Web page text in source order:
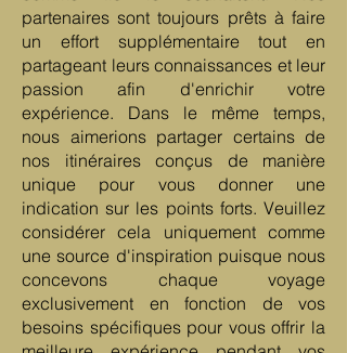
partenaires sont toujours prêts à faire
un effort supplémentaire tout en
partageant leurs connaissances et leur
passion afin d'enrichir votre
expérience. Dans le même temps,
nous aimerions partager certains de
nos itinéraires conçus de manière
unique pour vous donner une
indication sur les points forts. Veuillez
considérer cela uniquement comme
une source d'inspiration puisque nous
concevons chaque voyage
exclusivement en fonction de vos
besoins spécifiques pour vous offrir la